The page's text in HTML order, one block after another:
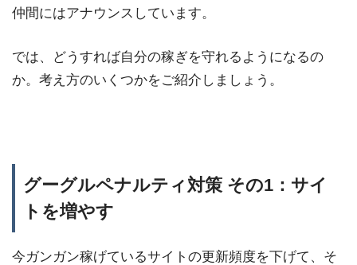
仲間にはアナウンスしています。
では、どうすれば自分の稼ぎを守れるようになるの
か。考え方のいくつかをご紹介しましょう。
グーグルペナルティ対策 その1：サイ
トを増やす
今ガンガン稼げているサイトの更新頻度を下げて、そ